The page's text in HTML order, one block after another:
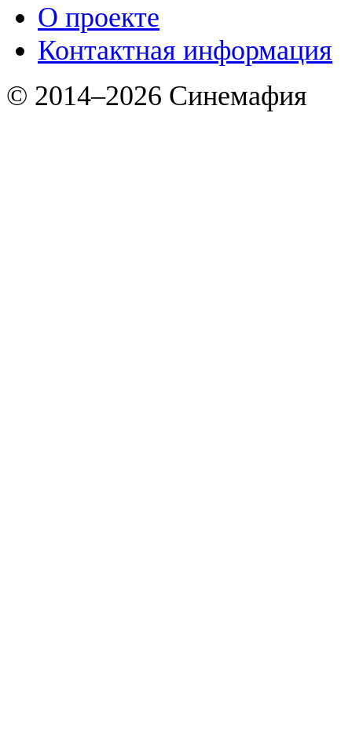
О проекте
Контактная информация
© 2014–2026 Синемафия